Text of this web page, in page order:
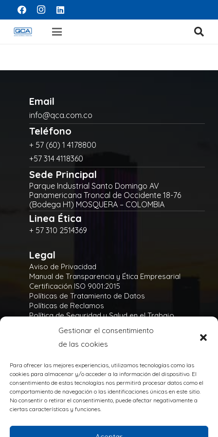
Gestionar el consentimiento
de las cookies
Para ofrecer las mejores experiencias, utilizamos tecnologías como las
cookies para almacenar y/o acceder a la información del dispositivo. El
consentimiento de estas tecnologías nos permitirá procesar datos como el
comportamiento de navegación o las identificaciones únicas en este sitio.
No consentir o retirar el consentimiento, puede afectar negativamente a
ciertas características y funciones.
Email
info@qca.com.co
Teléfono
+ 57 (60) 1 4178800
+57 314 4118360
Sede Principal
Parque Industrial Santo Domingo AV
Panamericana Troncal de Occidente 18-76
(Bodega H1) MOSQUERA – COLOMBIA
Linea Ética
+ 57 310 2514369
Legal
Aviso de Privacidad
Manual de Transparencia y Ética Empresarial
Certificación ISO 9001:2015
Políticas de Tratamiento de Datos
Políticas de Reclamos
Política de Seguridad y Salud en el Trabajo
Política Ambiental
Gases Refrigerantes
TODOS LOS DERECHOS RESERVADOS
@Copyright 2020
Powered by: